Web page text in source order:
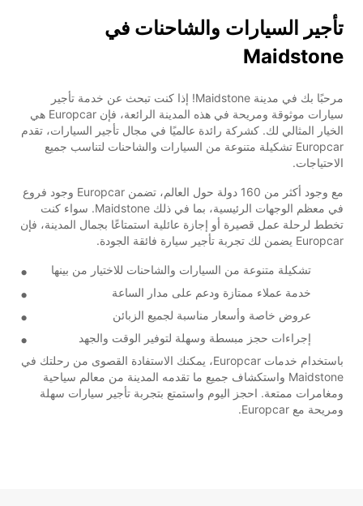
تأجير السيارات والشاحنات في
Maidstone
مرحبًا بك في مدينة Maidstone! إذا كنت تبحث عن خدمة تأجير
سيارات موثوقة ومريحة في هذه المدينة الرائعة، فإن Europcar هي
الخيار المثالي لك. كشركة رائدة عالميًا في مجال تأجير السيارات، تقدم
Europcar تشكيلة متنوعة من السيارات والشاحنات لتناسب جميع
الاحتياجات.
مع وجود أكثر من 160 دولة حول العالم، تضمن Europcar وجود فروع
في معظم الوجهات الرئيسية، بما في ذلك Maidstone. سواء كنت
تخطط لرحلة عمل قصيرة أو إجازة عائلية استمتاعًا بجمال المدينة، فإن
Europcar يضمن لك تجربة تأجير سيارة فائقة الجودة.
تشكيلة متنوعة من السيارات والشاحنات للاختيار من بينها
خدمة عملاء ممتازة ودعم على مدار الساعة
عروض خاصة وأسعار مناسبة لجميع الزبائن
إجراءات حجز مبسطة وسهلة لتوفير الوقت والجهد
باستخدام خدمات Europcar، يمكنك الاستفادة القصوى من رحلتك في
Maidstone واستكشاف جميع ما تقدمه المدينة من معالم سياحية
ومغامرات ممتعة. احجز اليوم واستمتع بتجربة تأجير سيارات سهلة
ومريحة مع Europcar.